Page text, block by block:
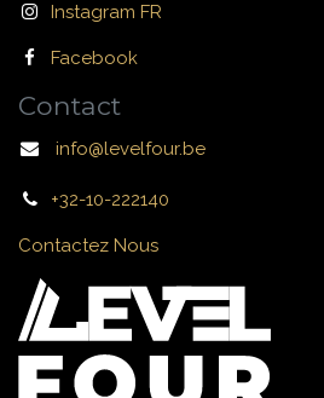
Instagram FR
Facebook
Contact
info@levelfour.be
+32-10-222140
Contactez Nous